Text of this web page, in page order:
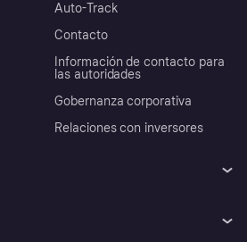
Auto-Track
Contacto
Información de contacto para
las autoridades
Gobernanza corporativa
Relaciones con inversores